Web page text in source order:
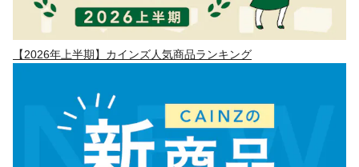
【2026年上半期】カインズ人気商品ランキング